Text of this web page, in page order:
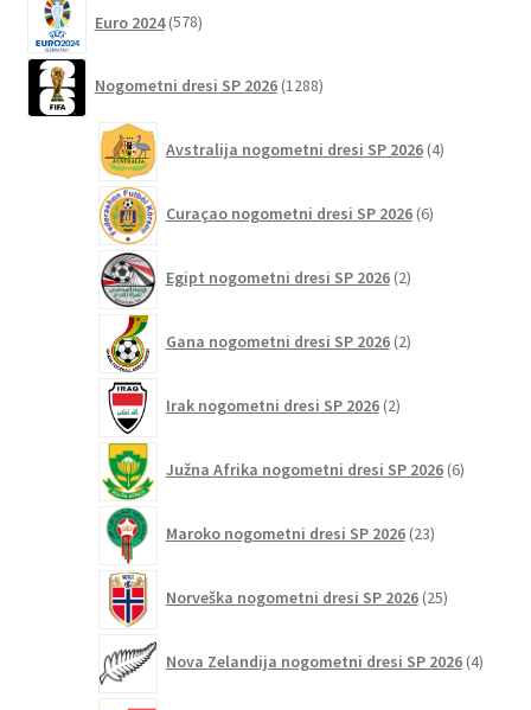
Euro 2024 578izdelkov
Nogometni dresi SP 2026 1288izdelkov
Avstralija nogometni dresi SP 2026 4izdelki
Curaçao nogometni dresi SP 2026 6izdelkov
Egipt nogometni dresi SP 2026 2izdelka
Gana nogometni dresi SP 2026 2izdelka
Irak nogometni dresi SP 2026 2izdelka
Južna Afrika nogometni dresi SP 2026 6izdelkov
Maroko nogometni dresi SP 2026 23izdelkov
Norveška nogometni dresi SP 2026 25izdelkov
Nova Zelandija nogometni dresi SP 2026 4izdelki